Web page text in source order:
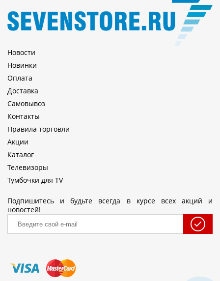
Новости
Новинки
Оплата
Доставка
Самовывоз
Контакты
Правила торговли
Акции
Каталог
Телевизоры
Тумбочки для TV
Подпишитесь и будьте всегда в курсе всех акций и
новостей!